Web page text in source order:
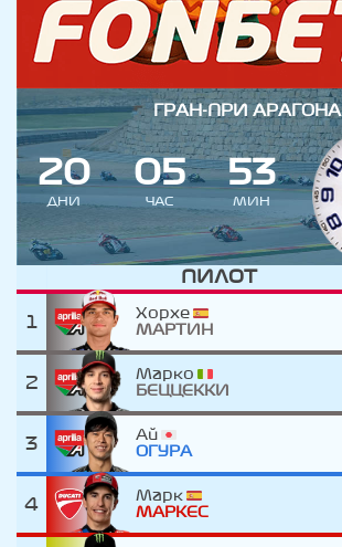
ГРАН-ПРИ АРАГОНА
20
ДНИ
05
ЧАС
53
МИН
ПИЛОТ
1
Хорхе
МАРТИН
2
Марко
БЕЦЦЕККИ
3
Ай
ОГУРА
4
Марк
МАРКЕС